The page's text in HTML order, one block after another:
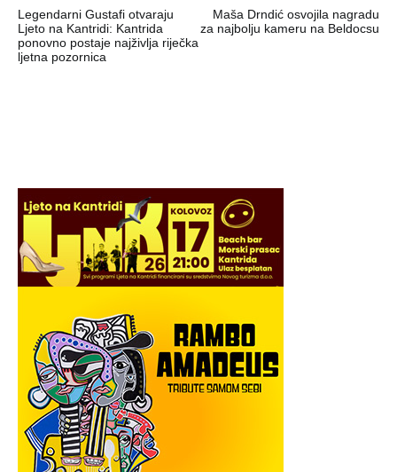
objava
Legendarni Gustafi otvaraju
Ljeto na Kantridi: Kantrida
ponovno postaje najživlja riječka
ljetna pozornica
Maša Drndić osvojila nagradu
za najbolju kameru na Beldocsu